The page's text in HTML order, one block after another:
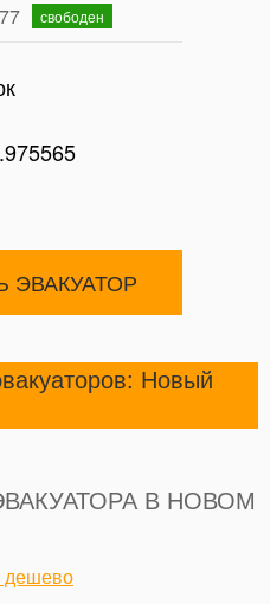
свободен
ЭВАКУАТОР
Новый
В НОВОМ
дешево